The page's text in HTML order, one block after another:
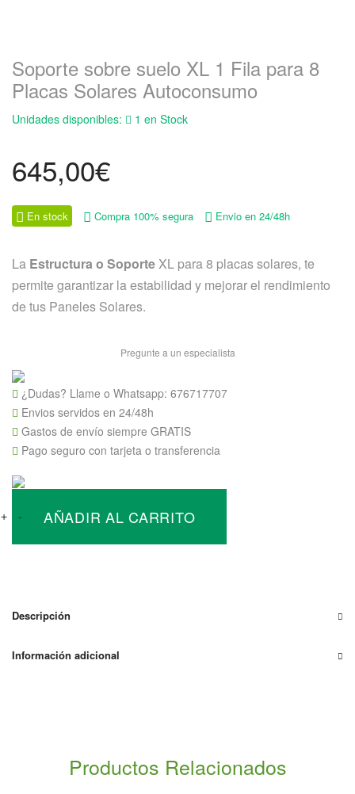
Soporte sobre suelo XL 1 Fila para 8
Placas Solares Autoconsumo
Unidades disponibles: 1 en Stock
645,00€
En stock Compra 100% segura Envio en 24/48h
La Estructura o SoporteXL para 8 placas solares, te
permite garantizar la estabilidad y mejorar el rendimiento
de tus Paneles Solares.
Pregunte a un especialista
¿Dudas? Llame o Whatsapp: 676717707
Envios servidos en 24/48h
Gastos de envío siempre GRATIS
Pago seguro con tarjeta o transferencia
-sobre
para
Placas
+ AÑADIR AL CARRITO
Descripción
Información adicional
Productos Relacionados